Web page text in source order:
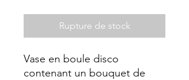
Rupture de stock
Vase en boule disco
contenant un bouquet de